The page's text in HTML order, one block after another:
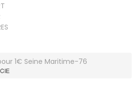
1€ Seine Maritime-76